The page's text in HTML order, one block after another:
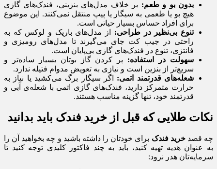
بدون بو و طعم: بر خلاف مدل‌های بنزینی، فندک‌های گازی
هیچ بو یا طعمی به سیگار یا پیپ منتقل نمی‌کنند. این موضوع
برای افراد حساس بسیار حیاتی است.
تنوع بی‌نظیر در طراحی: از مدل‌های باریک و لوکس که به
راحتی در جیب کت جای می‌گیرند تا مدل‌های رومیزی و
فانتزی، تنوع در فندک‌های گازی بی‌پایان است.
سهولت در استفاده: پر کردن گاز بوتان بسیار ساده‌تر و
سریع‌تر از بنزین است و نیازی به تعویض مدوام فتیله ندارد.
شعله‌های قدرتمند اتمی: اگر سیگار برگ می‌کشید یا نیاز به
حرارت متمرکز دارید، فندک‌های گازی اتمی با شعله‌ی آبی و
قدرتمند خود، تنها گزینه مناسب هستند.
نکات طلایی که قبل از خرید فندک باید بدانید
چه قصدخرید فندک برای خودتان را داشته باشید و چه بخواهید آن را
به عنوان هدیه تهیه کنید، باید به چند فاکتور کلیدی توجه کنید تا
سرمایه‌تان هدر نرود: